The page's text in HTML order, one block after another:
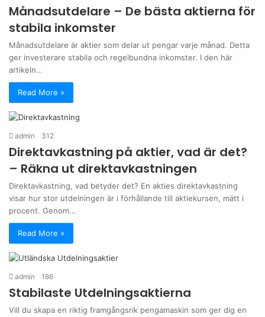
Månadsutdelare – De bästa aktierna för
stabila inkomster
Månadsutdelare är aktier som delar ut pengar varje månad. Detta
ger investerare stabila och regelbundna inkomster. I den här
artikeln…
Read More »
admin 312
Direktavkastning på aktier, vad är det?
– Räkna ut direktavkastningen
Direktavkastning, vad betyder det? En akties direktavkastning
visar hur stor utdelningen är i förhållande till aktiekursen, mätt i
procent. Genom…
Read More »
admin 186
Stabilaste Utdelningsaktierna
Vill du skapa en riktig framgångsrik pengamaskin som ger dig en